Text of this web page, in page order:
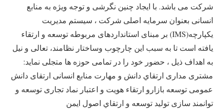
شرکت می باشد. با ایجاد چنین نگرشی و توجه ويژه به منابع
انسانی بعنوان سرمايه اصلی شرکت ، سیستم مدیریت
یکپارچه(IMS) بر مبنای استانداردهای مربوطه توسعه و ارتقاء
یافته است تا به سبب این چارچوب وساختار نظامند، تعالی و نیل
به اهداف ذیل ، حضور خود را در تمامی حوزه ها متجلی نماید:
مشتری مداری ارتقاي دانش و مهارت منابع انسانی ارتقای دانش
عمومی توسعه بازارو ارتقاء هویت و اعتبار نماد تجاری توسعه و
توانمند سازی تولید توسعه و ارتقاي اصول ایمن